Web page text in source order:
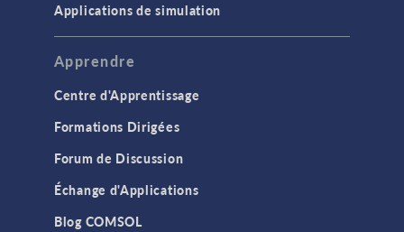
Applications de simulation
Apprendre
Centre d'Apprentissage
Formations Dirigées
Forum de Discussion
Échange d'Applications
Blog COMSOL